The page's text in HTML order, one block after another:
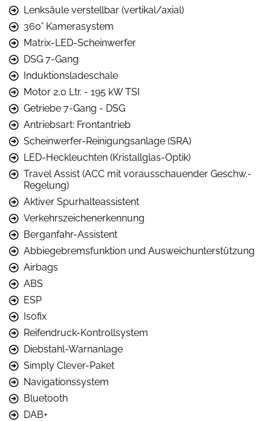
Lenksäule verstellbar (vertikal/axial)
360° Kamerasystem
Matrix-LED-Scheinwerfer
DSG 7-Gang
Induktionsladeschale
Motor 2,0 Ltr. - 195 kW TSI
Getriebe 7-Gang - DSG
Antriebsart: Frontantrieb
Scheinwerfer-Reinigungsanlage (SRA)
LED-Heckleuchten (Kristallglas-Optik)
Travel Assist (ACC mit vorausschauender Geschw.-
Regelung)
Aktiver Spurhalteassistent
Verkehrszeichenerkennung
Berganfahr-Assistent
Abbiegebremsfunktion und Ausweichunterstützung
Airbags
ABS
ESP
Isofix
Reifendruck-Kontrollsystem
Diebstahl-Warnanlage
Simply Clever-Paket
Navigationssystem
Bluetooth
DAB+